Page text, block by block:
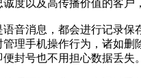
度以及高传播价值的客户
音消息，都会进行记录
理手机操作行为，诸如
封号也不用担心数据丢失。